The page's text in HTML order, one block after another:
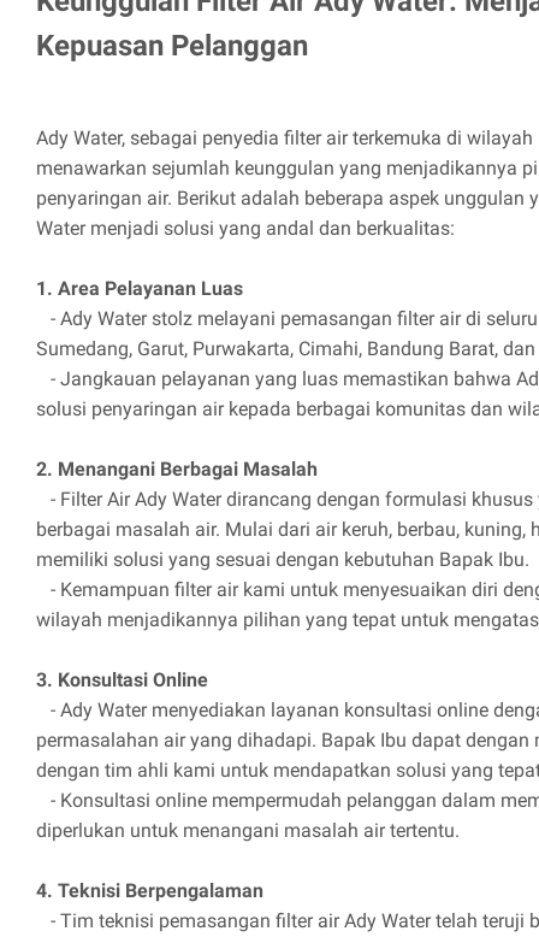
Kepuasan Pelanggan
Ady Water, sebagai penyedia filter air terkemuka di
menawarkan sejumlah keunggulan yang menjadikannya
penyaringan air. Berikut adalah beberapa aspek unggulan
Water menjadi solusi yang andal dan berkualitas:
1. Area Pelayanan Luas
- Ady Water stolz melayani pemasangan filter air di
Sumedang, Garut, Purwakarta, Cimahi, Bandung Barat,
- Jangkauan pelayanan yang luas memastikan bahwa
solusi penyaringan air kepada berbagai komunitas dan
2. Menangani Berbagai Masalah
- Filter Air Ady Water dirancang dengan formulasi
berbagai masalah air. Mulai dari air keruh, berbau, kuning,
memiliki solusi yang sesuai dengan kebutuhan Bapak Ibu.
- Kemampuan filter air kami untuk menyesuaikan diri
wilayah menjadikannya pilihan yang tepat untuk
3. Konsultasi Online
- Ady Water menyediakan layanan konsultasi online
permasalahan air yang dihadapi. Bapak Ibu dapat
dengan tim ahli kami untuk mendapatkan solusi yang
- Konsultasi online mempermudah pelanggan dalam
diperlukan untuk menangani masalah air tertentu.
4. Teknisi Berpengalaman
- Tim teknisi pemasangan filter air Ady Water telah teruji